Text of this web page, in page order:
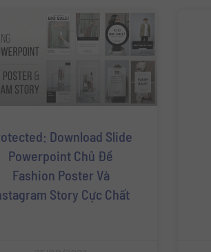
Download Slide
Powerpoint Chủ Đề
Fashion Poster Và
Story Cực Chất